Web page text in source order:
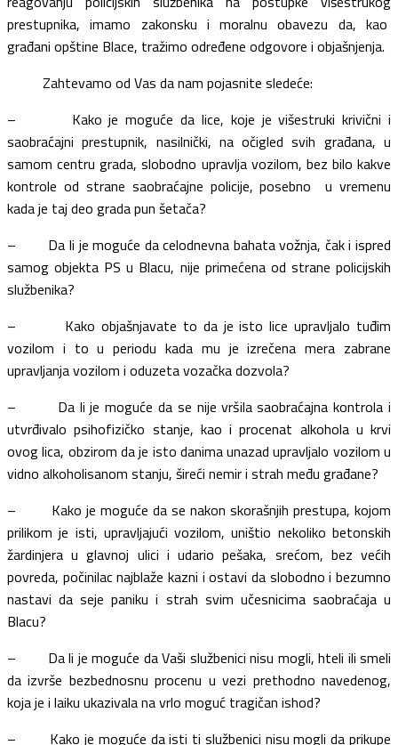
prestupnika, imamo zakonsku i moralnu obavezu da, kao
građani opštine Blace, tražimo određene odgovore i objašnjenja.
Zahtevamo od Vas da nam pojasnite sledeće:
– Kako je moguće da lice, koje je višestruki krivični i
saobraćajni prestupnik, nasilnički, na očigled svih građana, u
samom centru grada, slobodno upravlja vozilom, bez bilo kakve
kontrole od strane saobraćajne policije, posebno u vremenu
kada je taj deo grada pun šetača?
– Da li je moguće da celodnevna bahata vožnja, čak i ispred
samog objekta PS u Blacu, nije primećena od strane policijskih
službenika?
– Kako objašnjavate to da je isto lice upravljalo tuđim
vozilom i to u periodu kada mu je izrečena mera zabrane
upravljanja vozilom i oduzeta vozačka dozvola?
– Da li je moguće da se nije vršila saobraćajna kontrola i
utvrđivalo psihofizičko stanje, kao i procenat alkohola u krvi
ovog lica, obzirom da je isto danima unazad upravljalo vozilom u
vidno alkoholisanom stanju, šireći nemir i strah među građane?
– Kako je moguće da se nakon skorašnjih prestupa, kojom
prilikom je isti, upravljajući vozilom, uništio nekoliko betonskih
žardinjera u glavnoj ulici i udario pešaka, srećom, bez većih
povreda, počinilac najblaže kazni i ostavi da slobodno i bezumno
nastavi da seje paniku i strah svim učesnicima saobraćaja u
Blacu?
– Da li je moguće da Vaši službenici nisu mogli, hteli ili smeli
da izvrše bezbednosnu procenu u vezi prethodno navedenog,
koja je i laiku ukazivala na vrlo moguć tragičan ishod?
– Kako je moguće da isti ti službenici nisu mogli da prikupe